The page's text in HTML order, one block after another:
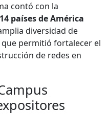
contó con la
14 países de América
diversidad de
permitió fortalecer el
de redes en